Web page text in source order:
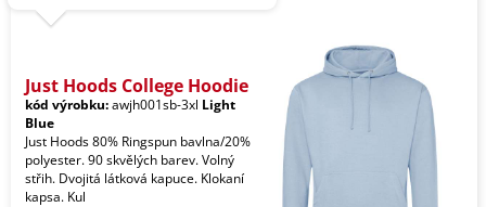
Just Hoods College Hoodie
kód výrobku:awjh001sb-3xl Light
Blue
Just Hoods 80% Ringspun bavlna/20%
polyester. 90 skvělých barev. Volný
střih. Dvojitá látková kapuce. Klokaní
kapsa. Kul